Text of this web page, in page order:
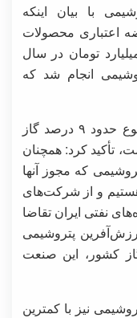
با بیان اینکه
اعتباری محصولات
تصریح کرد: ۸۰ هزار میلیارد تومان در سال
انجام شد که
شاهمیرزایی با اشاره به اینکه در مجموع حدود ۹ درصد گاز
تأکید کرد: همچنان
که مجوز آنها
و از شرکت‌های
نفتی ایران تقاضا
پتروشیمی
کشور، این صنعت
نیز با کمترین